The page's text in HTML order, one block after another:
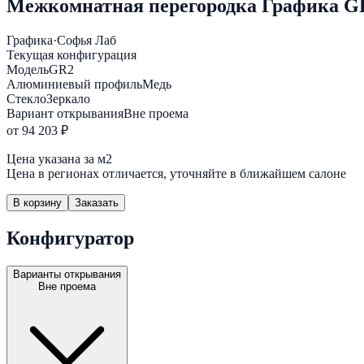
Межкомнатная перегородка Графика
Графика·Софья Лаб
Текущая конфигурация
МодельGR2
Алюминиевый профильМедь
СтеклоЗеркало
Вариант открыванияВне проема
от 94 203 ₽
Цена указана за м2
Цена в регионах отличается, уточняйте в ближайшем салоне
В корзину Заказать
Конфигуратор
Варианты открывания
Вне проема